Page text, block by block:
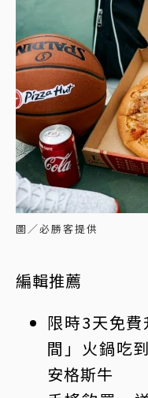
圖／必勝客提供
編輯推薦
限時3天免
間」火鍋吃
安格斯牛